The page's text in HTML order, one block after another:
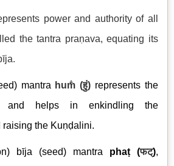
power and authority of all
the tantra praṇava, equating its
mantra hum̐ (हुं) represents the
and helps in enkindling the
the Kuṇḍalini.
bīja (seed) mantra phaṭ (फट्),